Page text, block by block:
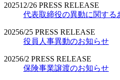
202512/26 PRESS RELEASE
代表取締役の異動に関する
20256/25 PRESS RELEASE
役員人事異動のお知らせ
20256/2 PRESS RELEASE
保険事業譲渡のお知らせ